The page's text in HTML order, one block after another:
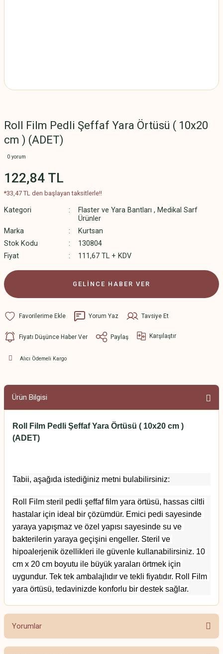
Roll Film Pedli Şeffaf Yara Örtüsü ( 10x20
cm ) (ADET)
0 yorum
122,84 TL
*33,47 TL den başlayan taksitlerle!!
Kategori Flaster ve Yara Bantları , Medikal Sarf
Ürünler
Marka
Kurtsan
Stok Kodu
130804
Fiyat
111,67 TL + KDV
GELİNCE HABER VER
Yorum Yaz Tavsiye Et
Fiyatı Düşünce Haber Ver Paylaş Karşılaştır
Alıcı Ödemeli Kargo
Ürün Bilgisi
Roll Film Pedli Şeffaf Yara Örtüsü ( 10x20 cm )
(ADET)
Tabii, aşağıda istediğiniz metni bulabilirsiniz:
Roll Film steril pedli şeffaf film yara örtüsü, hassas ciltli
hastalar için ideal bir çözümdür. Emici pedi sayesinde
yaraya yapışmaz ve özel yapısı sayesinde su ve
bakterilerin yaraya geçişini engeller. Steril ve
hipoalerjenik özellikleri ile güvenle kullanabilirsiniz. 10
cm x 20 cm boyutu ile büyük yaraları örtmek için
uygundur. Tek tek ambalajlıdır ve tekli fiyatıdır. Roll Film
yara örtüsü, tedavinizde konforlu bir destek sağlar.
Yorumlar